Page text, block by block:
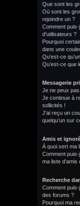
Que sont les
Où sont les
rejoindre un ?
Comment puis-
d’utilisateurs ?
Pourquoi
dans une
Qu’est-ce
Qu’est-ce que
Messagerie
Je ne peux
Je continue à
sollicités !
J’ai reçu un
quelqu’un sur
Amis et
À quoi sert ma
Comment
ma liste d’amis
Recherche
Comment
des forums ?
Pourquoi ma